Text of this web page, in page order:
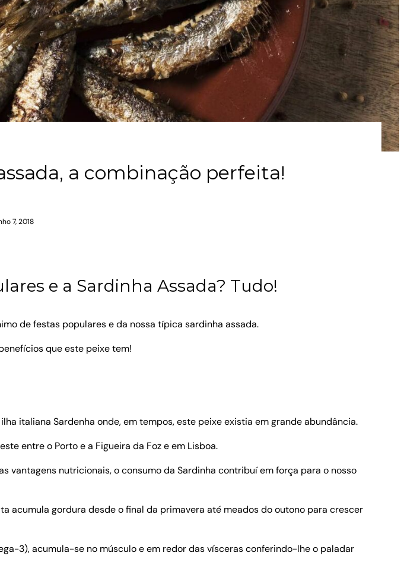
a combinação perfeita!
7, 2018
e a Sardinha Assada? Tudo!
de festas populares e da nossa típica sardinha assada.
que este peixe tem!
italiana Sardenha onde, em tempos, este peixe existia em grande abundância.
entre o Porto e a Figueira da Foz e em Lisboa.
vantagens nutricionais, o consumo da Sardinha contribuí em força para o nosso
acumula gordura desde o final da primavera até meados do outono para crescer
3), acumula-se no músculo e em redor das vísceras conferindo-lhe o paladar